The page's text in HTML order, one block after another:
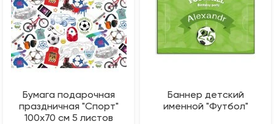
Бумага подарочная
праздничная "Спорт"
100х70 см 5 листов
Баннер детский
именной "Футбол"